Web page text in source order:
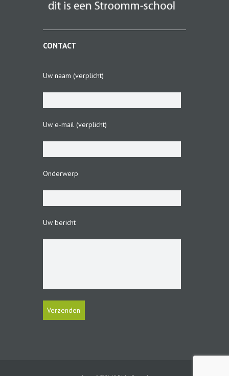
CONTACT
Uw naam (verplicht)
Uw e-mail (verplicht)
Onderwerp
Uw bericht